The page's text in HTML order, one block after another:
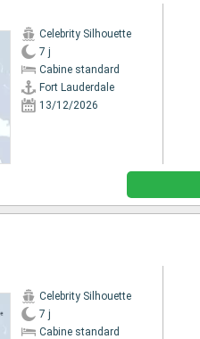
Celebrity Silhouette
7 j
Cabine standard
Fort Lauderdale
13/12/2026
Celebrity Silhouette
7 j
Cabine standard